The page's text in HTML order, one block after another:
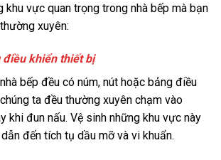
khu vực quan trọng trong nhà bếp mà bạn
xuyên:
điều khiển thiết bị
bếp đều có núm, nút hoặc bảng điều
ta đều thường xuyên chạm vào
khi đun nấu. Vệ sinh những khu vực này
đến tích tụ dầu mỡ và vi khuẩn.